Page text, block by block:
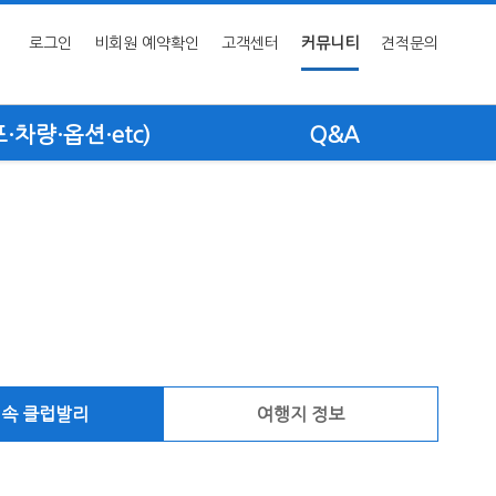
로그인 비회원 예약확인 고객센터 커뮤니티 견적문의
차량·옵션·etc) Q&A
클럽발리 여행지 정보